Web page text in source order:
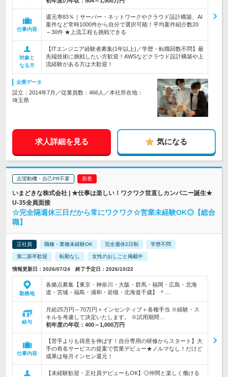
仕事内容
還元率83％｜サーバー・ネットワークやクラウド設計構築、AI
案件など常時1000件から自分で選択可能！平均案件紹介数20
～30件 ★上流工程も挑戦できる
対象と
なる方
【ITエンジニア経験者募集(1年以上)／学歴・転職回数不問】最
先端技術に挑戦したい方歓迎！AWSなどクラウド設計構築や上
流経験がある方は大歓迎！
企業データ
設立：2014年7月／従業員数：466人／本社所在地：
埼玉県
求人詳細を見る 気になる
志望動機・自己PR不要
いまどきな株式会社 | ★仕事は楽しい！ワクワク世直しカンパニー誕生★
U-35全員面接
☆完全隔週休三日だから常にワクワク☆営業未経験OK◎【総合
職】
正社員 職種・業種未経験OK 完全週休2日制 学歴不問
第二新卒歓迎 転勤なし 女性のおしごと掲載中
情報更新日：2026/07/24 終了予定日：2026/10/22
勤務地
各拠点募集【東京・神奈川・大阪・群馬・福岡・広島・北海
道・宮城・福島・浦和・岩槻・北海道千歳】 ＊…
給与
月給25万円～70万円＋インセンティブ＋各種手当 ※経験・ス
キルを考慮して決定いたします。 ※試用期間…
初年度の年収： 400～1,000万円
仕事内容
【苦手よりも得意を伸ばす！自分専用の研修からスタート】大
手の有名サービスの提案で営業デビュー★ノルマなし！だけど
成果は毎月インセン還元！
【未経験歓迎・正社員デビューもOK】◎仲間と楽しく働ける